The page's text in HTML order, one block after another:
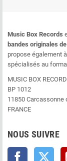
Music Box Records
bandes originales
propose également
spécialisés au
MUSIC BOX
BP 1012
11850 Carcassonne
FRANCE
NOUS SUIVRE
Facebook